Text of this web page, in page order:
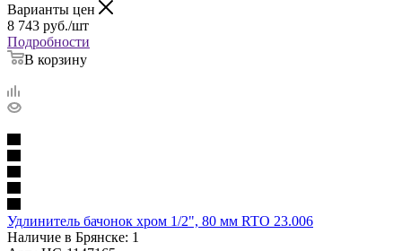
Варианты цен
8 743 руб./шт
Подробности
В корзину
Удлинитель бачонок хром 1/2", 80 мм RTO 23.006
Наличие в Брянске: 1